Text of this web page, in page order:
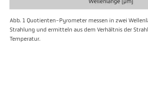
Abb. 1 Quotienten-Pyrometer messen in zwei
Strahlung und ermitteln aus dem Verhältnis der
Temperatur.